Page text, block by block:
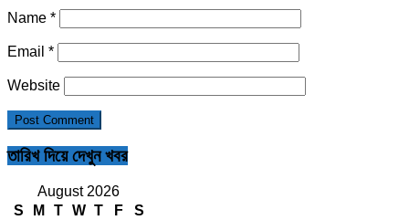
Name *
Email *
Website
তারিখ দিয়ে দেখুন খবর
August 2026
S
M T W T F
S